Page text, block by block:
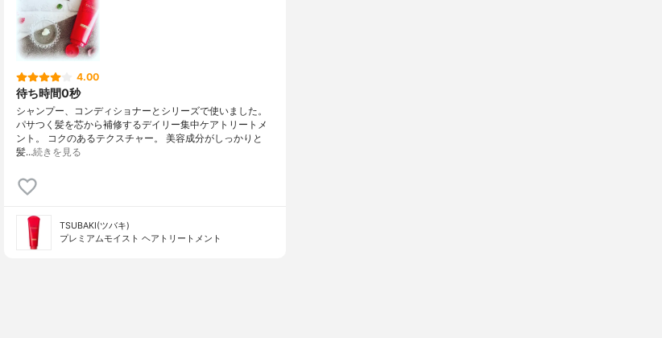
4.00
待ち時間0秒
シャンプー、コンディショナーとシリーズで使いました。
パサつく髪を芯から補修するデイリー集中ケアトリートメ
ント。 コクのあるテクスチャー。 美容成分がしっかりと
髪…続きを見る
TSUBAKI(ツバキ)
プレミアムモイスト ヘアトリートメント